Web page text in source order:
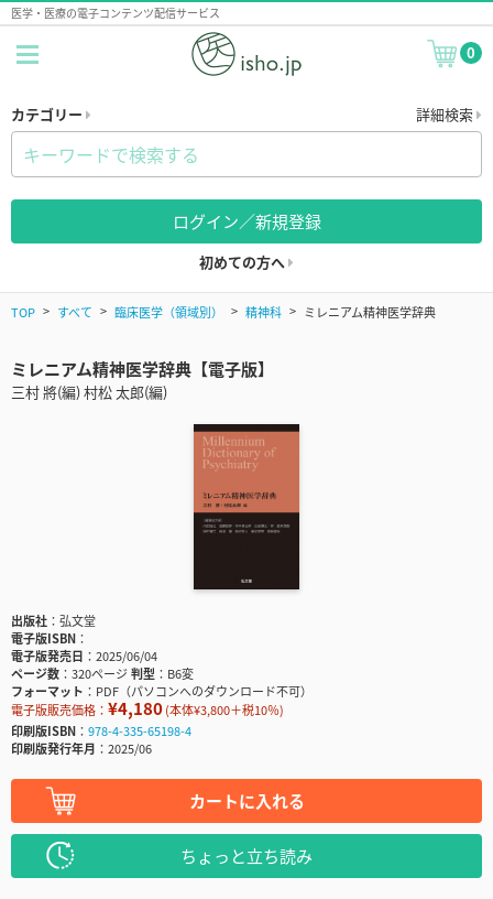
医学・医療の電子コンテンツ配信サービス
0
カテゴリー 詳細検索
ログイン／新規登録
初めての方へ
TOP すべて 臨床医学（領域別） 精神科 ミレニアム精神医学辞典
ミレニアム精神医学辞典【電子版】
三村 將(編) 村松 太郎(編)
出版社
弘文堂
電子版ISBN
電子版発売日
2025/06/04
ページ数
320ページ判型
B6変
フォーマット
PDF（パソコンへのダウンロード不可）
電子版販売価格： ¥4,180(本体¥3,800＋税10％)
印刷版ISBN
978-4-335-65198-4
印刷版発行年月
2025/06
カートに入れる
ちょっと立ち読み